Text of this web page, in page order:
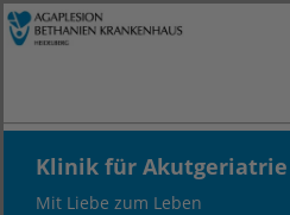
Klinik für Akutgeriatrie
Mit Liebe zum Leben